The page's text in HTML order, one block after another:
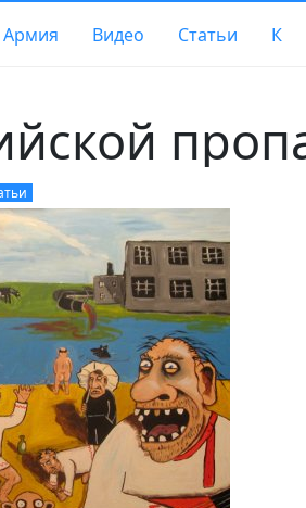
Армия Видео Статьи К